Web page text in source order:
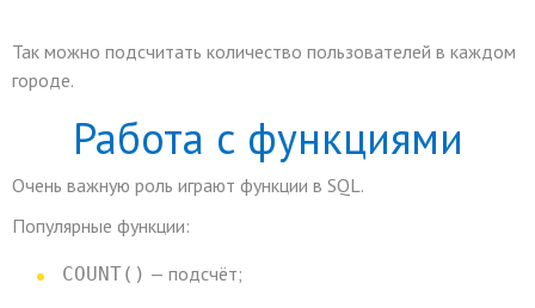
Так можно подсчитать количество пользователей в каждом
городе.
Работа с функциями
Очень важную роль играют функции в SQL.
Популярные функции:
COUNT() — подсчёт;